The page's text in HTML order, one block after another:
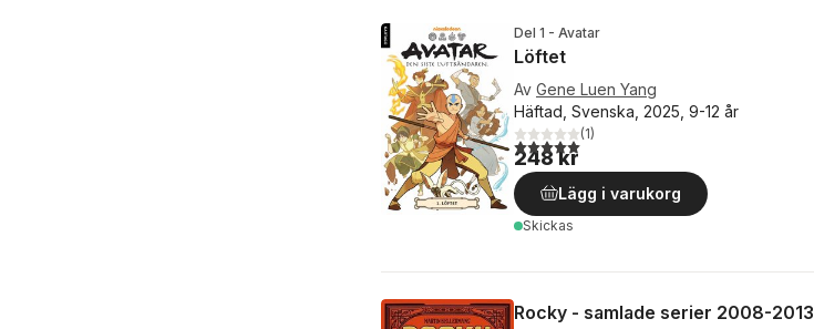
Del 1 - Avatar
Löftet
Av Gene Luen Yang
Häftad, Svenska, 2025, 9-12 år
5,0utav 5 stjärnor. Totalt antal röster:
(1)
248 kr
Lägg i varukorg
Skickas
Rocky - samlade serier 2008-2013